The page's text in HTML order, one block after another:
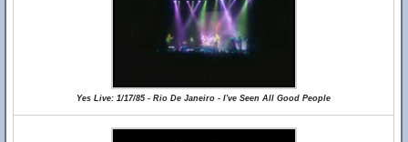
Yes Live: 1/17/85 - Rio De Janeiro - I've Seen All Good People